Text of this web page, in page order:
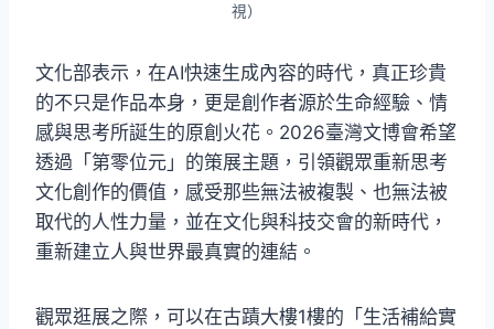
視）
文化部表示，在AI快速生成內容的時代，真正珍貴
的不只是作品本身，更是創作者源於生命經驗、情
感與思考所誕生的原創火花。2026臺灣文博會希望
透過「第零位元」的策展主題，引領觀眾重新思考
文化創作的價值，感受那些無法被複製、也無法被
取代的人性力量，並在文化與科技交會的新時代，
重新建立人與世界最真實的連結。
觀眾逛展之際，可以在古蹟大樓1樓的「生活補給實